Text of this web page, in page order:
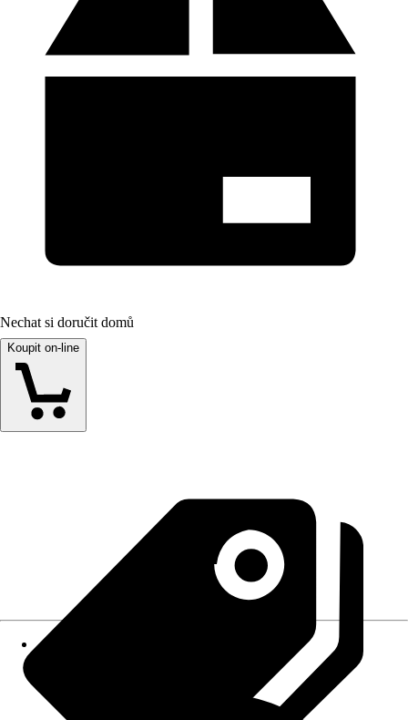
Nechat si doručit domů
Koupit on-line